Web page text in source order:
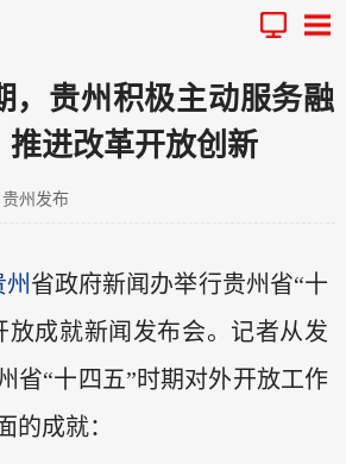
，贵州积极主动服务融
推进改革开放创新
州发布
州 省政府新闻办举行贵州省“十
放成就新闻发布会。记者从发
省“十四五”时期对外开放工作
的成就：